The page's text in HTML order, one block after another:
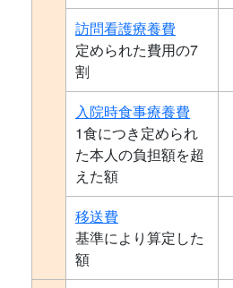
訪問看護療養費
定められた費用の7
割
入院時食事療養費
1食につき定められ
た本人の負担額を超
えた額
移送費
基準により算定した
額